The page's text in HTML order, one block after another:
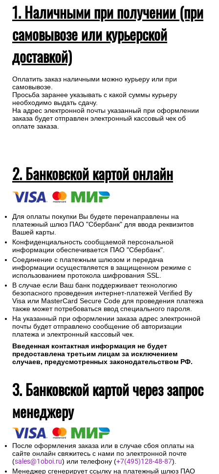
1. Наличными при получении (при
самовывозе или курьерской
доставкой)
Оплатить заказ наличными можно курьеру или при
самовывозе.
Просьба заранее указывать с какой суммы курьеру
необходимо выдать сдачу.
На адрес электронной почты указанный при оформлении
заказа будет отправлен электронный кассовый чек об
оплате заказа.
2. Банковской картой онлайн
Для оплаты покупки Вы будете перенаправлены на
платежный шлюз ПАО "Сбербанк" для ввода реквизитов
Вашей карты.
Конфиденциальность сообщаемой персональной
информации обеспечивается ПАО "Сбербанк".
Соединение с платежным шлюзом и передача
информации осуществляется в защищенном режиме с
использованием протокола шифрования SSL.
В случае если Ваш банк поддерживает технологию
безопасного проведения интернет-платежей Verified By
Visa или MasterCard Secure Code для проведения платежа
также может потребоваться ввод специального пароля.
На указанный при оформлении заказа адрес электронной
почты будет отправлено сообщение об авторизации
платежа и электронный кассовый чек.
Введенная контактная информация не будет
предоставлена третьим лицам за исключением
случаев, предусмотренных законодательством РФ.
3. Банковской картой через запрос
менеджеру
После оформления заказа или в случае сбоя оплаты на
сайте онлайн свяжитесь с нами по электронной почте
(sales@1oboi.ru) или телефону (+7(495)128-48-87).
Менеджер сгенерирует ссылку на платежный шлюз ПАО